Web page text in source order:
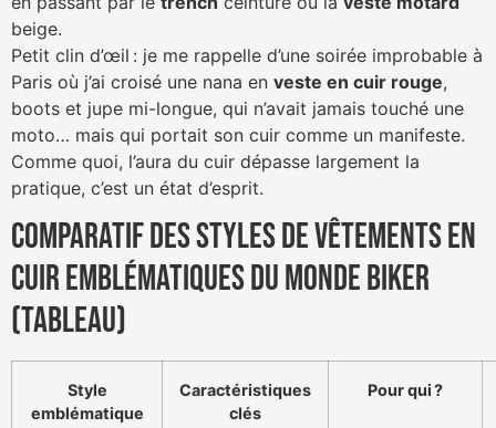
beige.
Petit clin d’œil : je me rappelle d’une soirée improbable à
Paris où j’ai croisé une nana en veste en cuir rouge,
boots et jupe mi-longue, qui n’avait jamais touché une
moto… mais qui portait son cuir comme un manifeste.
Comme quoi, l’aura du cuir dépasse largement la
pratique, c’est un état d’esprit.
Comparatif des styles de vêtements en
cuir emblématiques du monde biker
(tableau)
Style
emblématique
Caractéristiques
clés
Pour qui ?